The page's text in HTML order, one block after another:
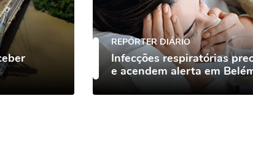
REPÓRTER DIÁRIO
Infecções respiratórias
e acendem alerta em